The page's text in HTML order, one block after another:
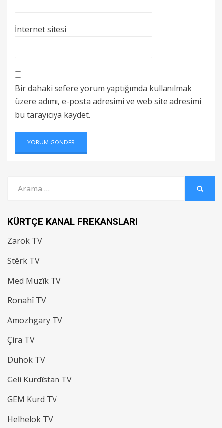
İnternet sitesi
Bir dahaki sefere yorum yaptığımda kullanılmak
üzere adımı, e-posta adresimi ve web site adresimi
bu tarayıcıya kaydet.
KÜRTÇE KANAL FREKANSLARI
Zarok TV
Stêrk TV
Med Muzîk TV
Ronahî TV
Amozhgary TV
Çira TV
Duhok TV
Geli Kurdîstan TV
GEM Kurd TV
Helhelok TV